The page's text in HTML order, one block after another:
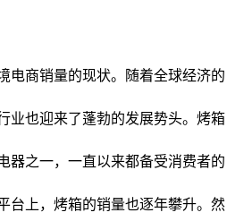
电商销量的现状。随着全球经济的
业也迎来了蓬勃的发展势头。烤箱
器之一，一直以来都备受消费者的
台上，烤箱的销量也逐年攀升。然